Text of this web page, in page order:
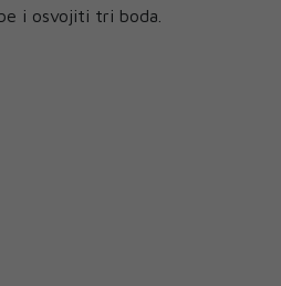
i osvojiti tri boda.